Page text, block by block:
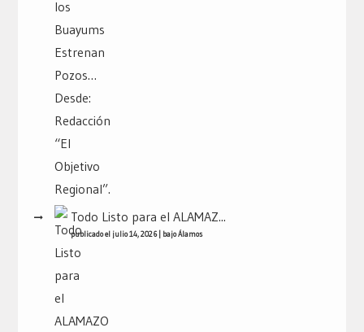
Todo Listo para el ALAMAZ...
publicado el julio 14, 2026| bajoÁlamos